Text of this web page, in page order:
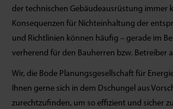
der technischen Gebäudeausrüstung immer
Konsequenzen für Nichteinhaltung der
und Richtlinien können häufig – gerade im
verherend für den Bauherren bzw. Betreiber
Wir, die Bode Planungsgesellschaft für
Ihnen gerne sich in dem Dschungel aus
zurechtzufinden, um so effizient und sicher